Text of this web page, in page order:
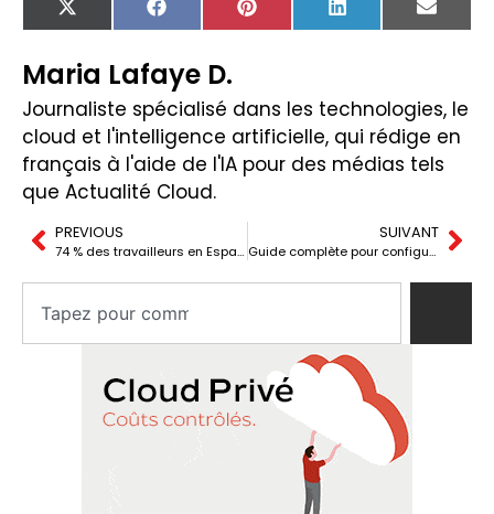
X
(Twitter)
FacebookPinterest LinkedIn Email
Maria Lafaye D.
Journaliste spécialisé dans les technologies, le
cloud et l'intelligence artificielle, qui rédige en
français à l'aide de l'IA pour des médias tels
que Actualité Cloud.
PREVIOUS
74 % des travailleurs en Espagne ont des compétences numériques : les plateformes low-code/no-code se consolident comme la clé de l’innovation entrepreneuriale.
SUIVANT
Guide complète pour configurer un stockage compatible S3 sur votre système de fichiers local